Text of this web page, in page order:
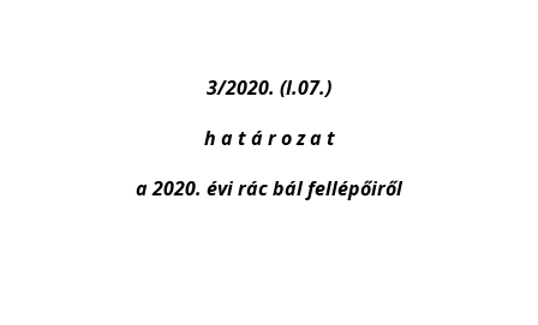
3/2020. (I.07.)
h a t á r o z a t
a 2020. évi rác bál fellépőiről